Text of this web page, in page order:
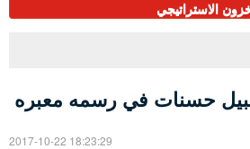
الاستراتيجي
نبيل حسنات في رسمه معبره
2017-10-22 18:23:29